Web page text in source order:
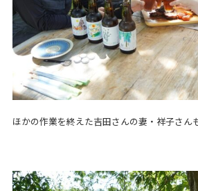
ほかの作業を終えた吉田さんの妻・祥子さん